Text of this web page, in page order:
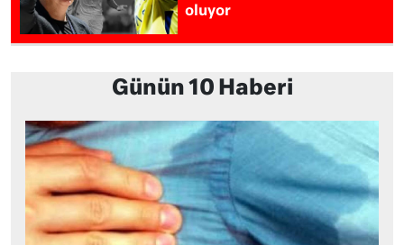
oluyor
Günün 10 Haberi